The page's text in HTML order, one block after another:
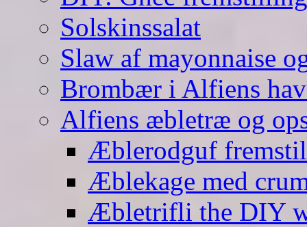
Solskinssalat
Slaw af mayonnaise
Brombær i Alfiens
Alfiens æbletræ og
Æblerodguf
Æblekage med
Æbletrifli the DIY